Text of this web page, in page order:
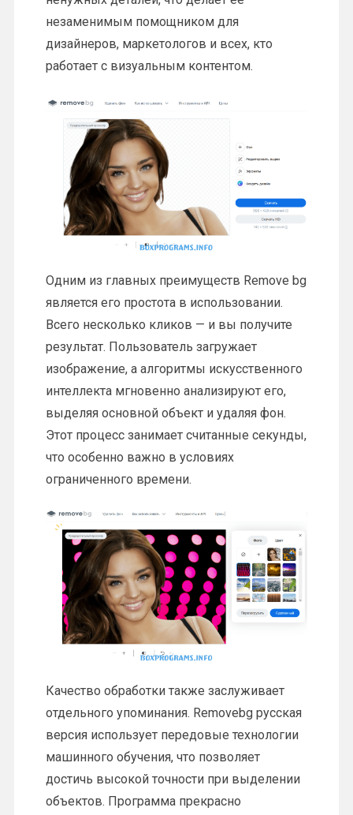
незаменимым помощником для
дизайнеров, маркетологов и всех, кто
работает с визуальным контентом.
Одним из главных преимуществ Remove bg
является его простота в использовании.
Всего несколько кликов — и вы получите
результат. Пользователь загружает
изображение, а алгоритмы искусственного
интеллекта мгновенно анализируют его,
выделяя основной объект и удаляя фон.
Этот процесс занимает считанные секунды,
что особенно важно в условиях
ограниченного времени.
Качество обработки также заслуживает
отдельного упоминания. Removebg русская
версия использует передовые технологии
машинного обучения, что позволяет
достичь высокой точности при выделении
объектов. Программа прекрасно